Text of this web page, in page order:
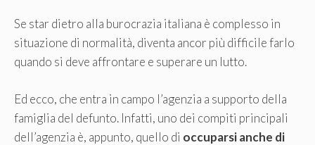
Se star dietro alla burocrazia italiana è complesso in
situazione di normalità, diventa ancor più difficile farlo
quando si deve affrontare e superare un lutto.
Ed ecco, che entra in campo l’agenzia a supporto della
famiglia del defunto. Infatti, uno dei compiti principali
dell’agenzia è, appunto, quello di occuparsi anche di